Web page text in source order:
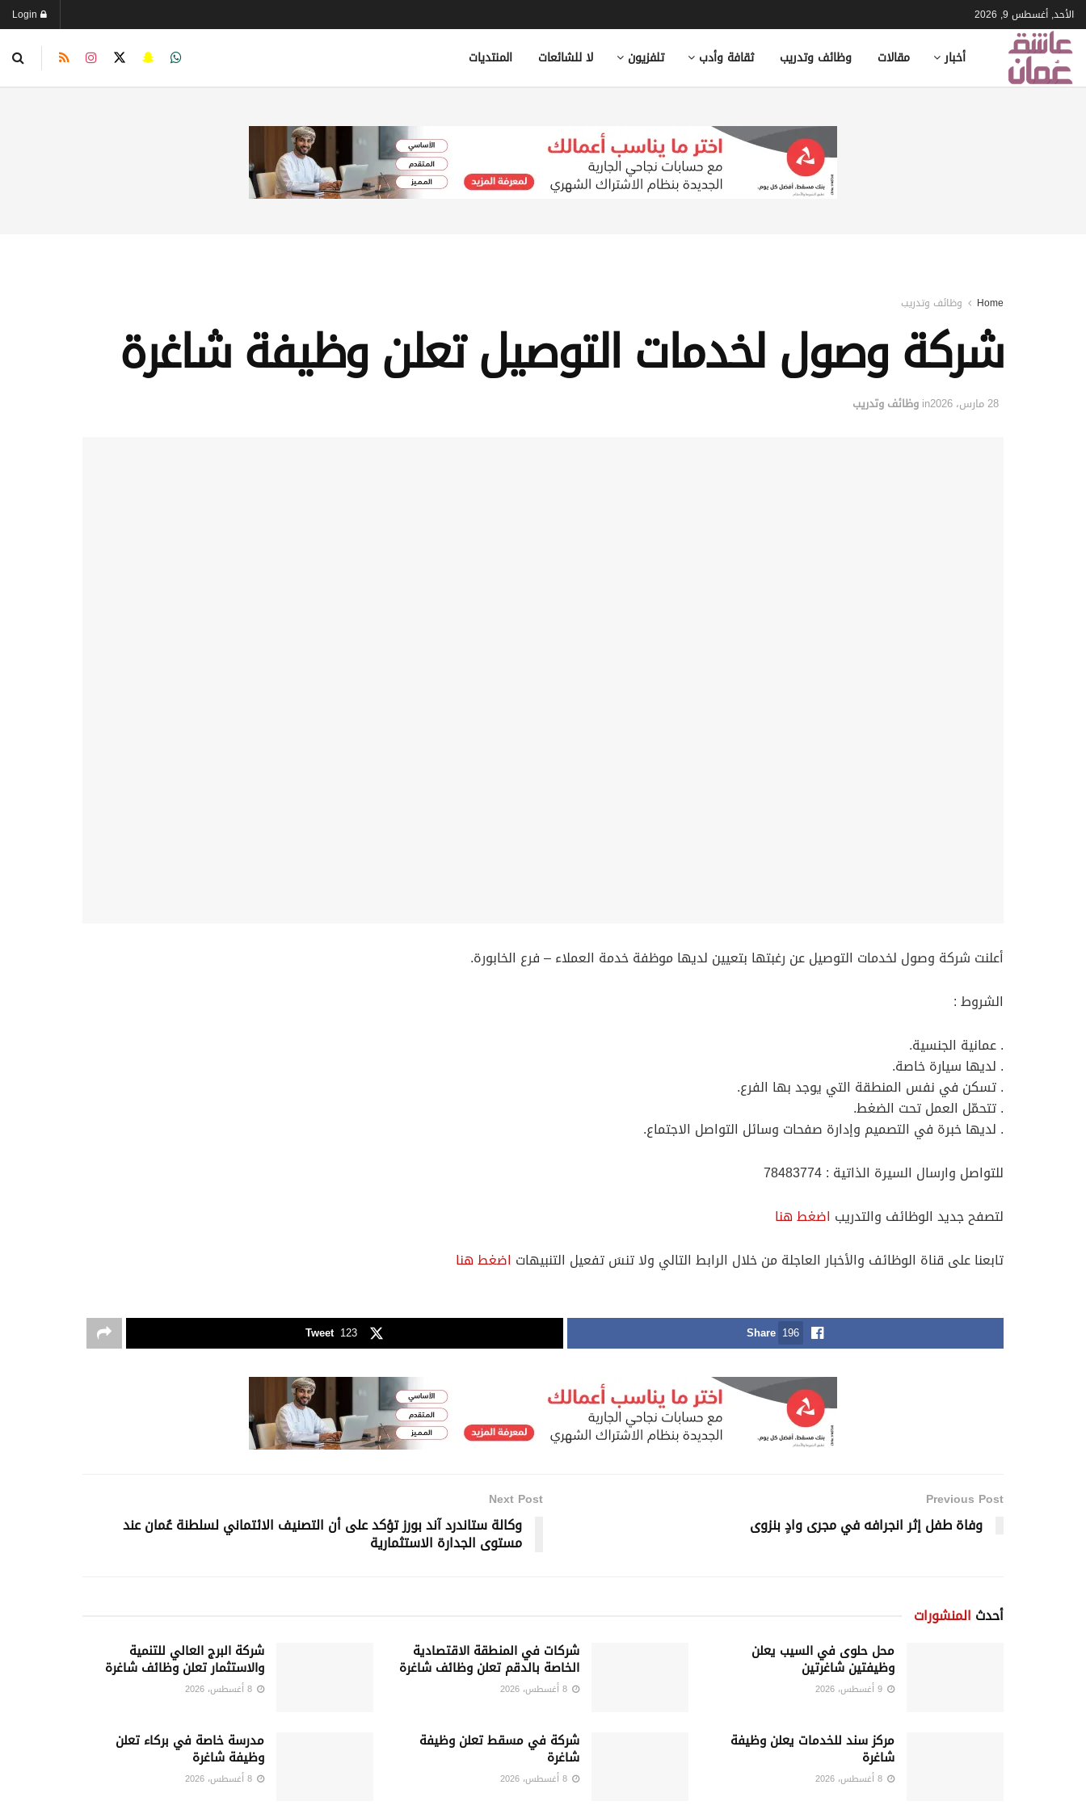
الأحد, أغسطس 9, 2026
أخبار مقالات وظائف وتدريب ثقافة وأدب تلفزيون لا للشائعات المنتديات
Home وظائف وتدريب
شركة وصول لخدمات التوصيل تعلن وظيفة شاغرة
28 مارس، 2026 in وظائف وتدريب
أعلنت شركة وصول لخدمات التوصيل عن رغبتها بتعيين لديها موظفة خدمة العملاء – فرع الخابورة.
الشروط :
. عمانية الجنسية.
. لديها سيارة خاصة.
. تسكن في نفس المنطقة التي يوجد بها الفرع.
. تتحمّل العمل تحت الضغط.
. لديها خبرة في التصميم وإدارة صفحات وسائل التواصل الاجتماع.
للتواصل وارسال السيرة الذاتية : 78483774
لتصفح جديد الوظائف والتدريب اضغط هنا
تابعنا على قناة الوظائف والأخبار العاجلة من خلال الرابط التالي ولا تنسَ تفعيل التنبيهات اضغط هنا
Share 196
Tweet 123
Previous Post
وفاة طفل إثر انجرافه في مجرى وادٍ بنزوى
Next Post
وكالة ستاندرد آند بورز تؤكد على أن التصنيف الائتماني لسلطنة عُمان عند
مستوى الجدارة الاستثمارية
أحدث المنشورات
محل حلوى في السيب يعلن
وظيفتين شاغرتين
شركات في المنطقة الاقتصادية
الخاصة بالدقم تعلن وظائف شاغرة
شركة البرج العالي للتنمية
والاستثمار تعلن وظائف شاغرة
مركز سند للخدمات يعلن وظيفة
شاغرة
شركة في مسقط تعلن وظيفة
شاغرة
مدرسة خاصة في بركاء تعلن
وظيفة شاغرة